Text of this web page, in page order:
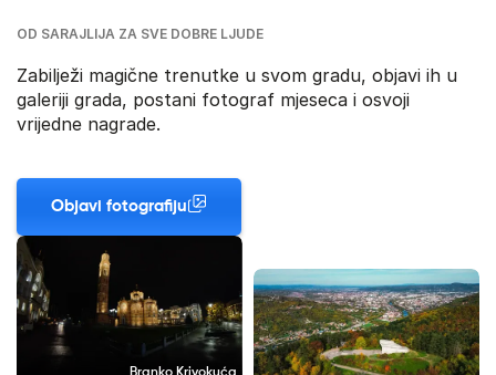
OD SARAJLIJA ZA SVE DOBRE LJUDE
Zabilježi magične trenutke u svom gradu, objavi ih u
galeriji grada, postani fotograf mjeseca i osvoji
vrijedne nagrade.
Objavi fotografiju